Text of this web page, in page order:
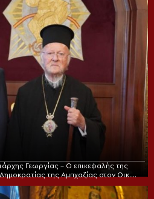
Γεωργίας – Ο επικεφαλής της
της Αμπχαζίας στον Οικ.